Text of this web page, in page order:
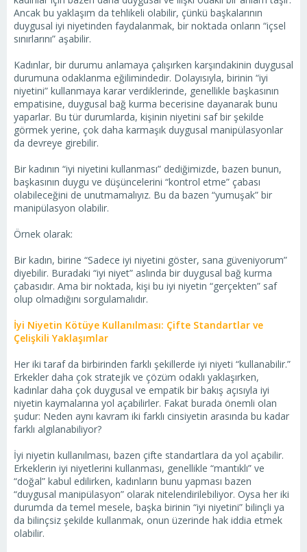
Ancak bu yaklaşım da tehlikeli olabilir, çünkü başkalarının
duygusal iyi niyetinden faydalanmak, bir noktada onların “içsel
sınırlarını” aşabilir.
Kadınlar, bir durumu anlamaya çalışırken karşındakinin duygusal
durumuna odaklanma eğilimindedir. Dolayısıyla, birinin “iyi
niyetini” kullanmaya karar verdiklerinde, genellikle başkasının
empatisine, duygusal bağ kurma becerisine dayanarak bunu
yaparlar. Bu tür durumlarda, kişinin niyetini saf bir şekilde
görmek yerine, çok daha karmaşık duygusal manipülasyonlar
da devreye girebilir.
Bir kadının “iyi niyetini kullanması” dediğimizde, bazen bunun,
başkasının duygu ve düşüncelerini “kontrol etme” çabası
olabileceğini de unutmamalıyız. Bu da bazen “yumuşak” bir
manipülasyon olabilir.
Örnek olarak:
Bir kadın, birine “Sadece iyi niyetini göster, sana güveniyorum”
diyebilir. Buradaki “iyi niyet” aslında bir duygusal bağ kurma
çabasıdır. Ama bir noktada, kişi bu iyi niyetin “gerçekten” saf
olup olmadığını sorgulamalıdır.
İyi Niyetin Kötüye Kullanılması: Çifte Standartlar ve
Çelişkili Yaklaşımlar
Her iki taraf da birbirinden farklı şekillerde iyi niyeti “kullanabilir.”
Erkekler daha çok stratejik ve çözüm odaklı yaklaşırken,
kadınlar daha çok duygusal ve empatik bir bakış açısıyla iyi
niyetin kaymalarına yol açabilirler. Fakat burada önemli olan
şudur: Neden aynı kavram iki farklı cinsiyetin arasında bu kadar
farklı algılanabiliyor?
İyi niyetin kullanılması, bazen çifte standartlara da yol açabilir.
Erkeklerin iyi niyetlerini kullanması, genellikle “mantıklı” ve
“doğal” kabul edilirken, kadınların bunu yapması bazen
“duygusal manipülasyon” olarak nitelendirilebiliyor. Oysa her iki
durumda da temel mesele, başka birinin “iyi niyetini” bilinçli ya
da bilinçsiz şekilde kullanmak, onun üzerinde hak iddia etmek
olabilir.